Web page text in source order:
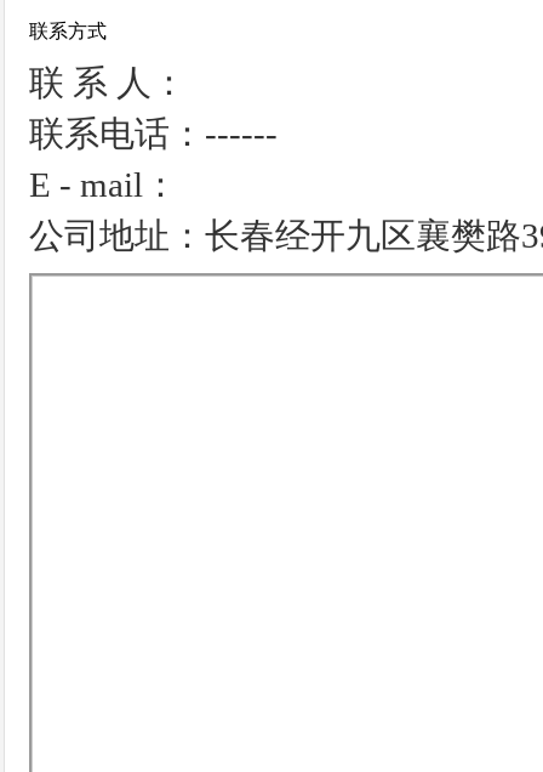
联系方式
联 系 人：
联系电话：------
E - mail：
公司地址：长春经开九区襄樊路